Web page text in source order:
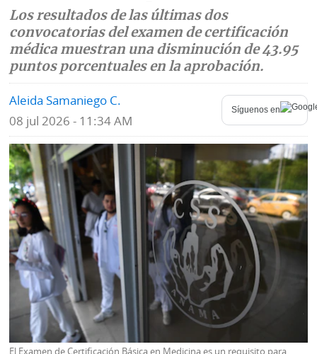
Economía
Mundo
Deportes
Tecnología
Ponle
la
Firma
Opinión
Blogs
Fotografías
Videos
Fe
de
erratas
Historias
SERVICIOS
E-
Paper
Buscador
Contenido
de
marcas
Los resultados de las últimas dos
convocatorias del examen de certificación
médica muestran una disminución de 43.95
puntos porcentuales en la aprobación.
Aleida Samaniego C.
08 jul 2026 - 11:34 AM
Síguenos en
El Examen de Certificación Básica en Medicina es un requisito para